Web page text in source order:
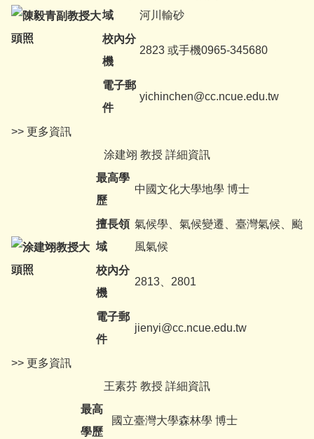
域
河川輸砂
校內分
機
2823 或手機0965-345680
電子郵
件
yichinchen@cc.ncue.edu.tw
>> 更多資訊
涂建翊 教授 詳細資訊
最高學
歷
中國文化大學地學 博士
擅長領
域
氣候學、氣候變遷、臺灣氣候、颱
風氣候
校內分
機
2813、2801
電子郵
件
jienyi@cc.ncue.edu.tw
>> 更多資訊
王素芬 教授 詳細資訊
最高
學歷
國立臺灣大學森林學 博士